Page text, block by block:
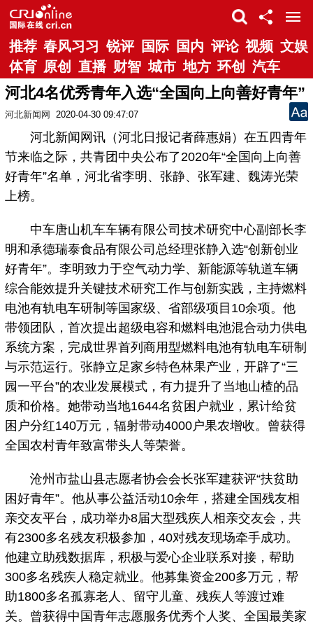
推荐 春风习习 锐评 国际 国内 评论 视频 文娱
体育 原创 直播 财智 城市 地方 环创 汽车
河北4名优秀青年入选“全国向上向善好青年”
河北新闻网 2020-04-30 09:47:07
河北新闻网讯（河北日报记者薛惠娟）在五四青年
节来临之际，共青团中央公布了2020年“全国向上向善
好青年”名单，河北省李明、张静、张军建、魏涛光荣
上榜。
中车唐山机车车辆有限公司技术研究中心副部长李
明和承德瑞泰食品有限公司总经理张静入选“创新创业
好青年”。李明致力于空气动力学、新能源等轨道车辆
综合能效提升关键技术研究工作与创新实践，主持燃料
电池有轨电车研制等国家级、省部级项目10余项。他
带领团队，首次提出超级电容和燃料电池混合动力供电
系统方案，完成世界首列商用型燃料电池有轨电车研制
与示范运行。张静立足家乡特色林果产业，开辟了“三
园一平台”的农业发展模式，有力提升了当地山楂的品
质和价格。她带动当地1644名贫困户就业，累计给贫
困户分红140万元，辐射带动4000户果农增收。曾获得
全国农村青年致富带头人等荣誉。
沧州市盐山县志愿者协会会长张军建获评“扶贫助
困好青年”。他从事公益活动10余年，搭建全国残友相
亲交友平台，成功举办8届大型残疾人相亲交友会，共
有2300多名残友积极参加，40对残友现场牵手成功。
他建立助残数据库，积极与爱心企业联系对接，帮助
300多名残疾人稳定就业。他募集资金200多万元，帮
助1800多名孤寡老人、留守儿童、残疾人等渡过难
关。曾获得中国青年志愿服务优秀个人奖、全国最美家